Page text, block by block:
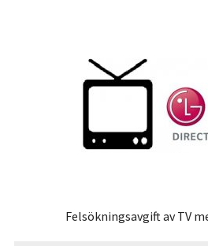
Felsökningsavgift av TV